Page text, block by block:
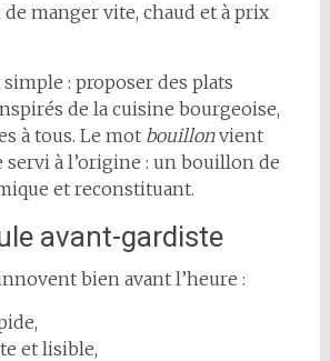
manger vite, chaud et à prix
: proposer des plats
de la cuisine bourgeoise,
à tous. Le mot bouillonvient
servi à l’origine : un bouillon de
et reconstituant.
avant-gardiste
bien avant l’heure :
et lisible,